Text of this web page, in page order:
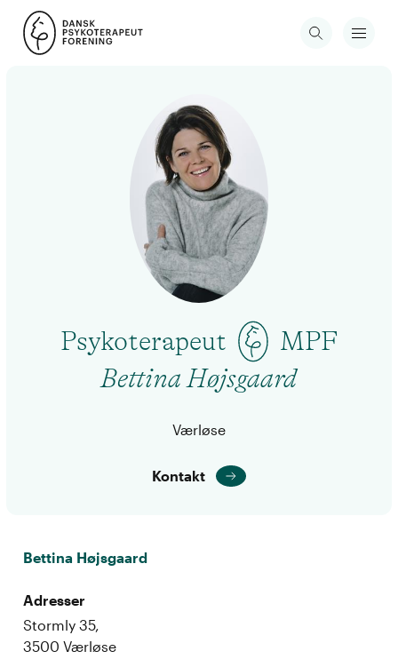
Psykoterapeut
MPF
Bettina Højsgaard
Værløse
Kontakt
Bettina Højsgaard
Adresser
Stormly 35,
3500 Værløse